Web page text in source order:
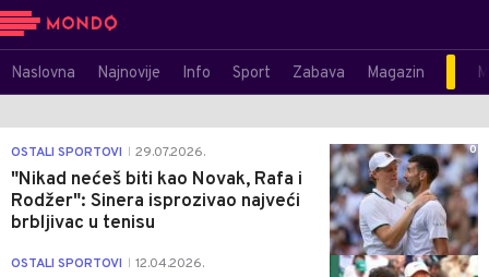
Naslovna Najnovije Info Sport Zabava Magazin
OSTALI SPORTOVI 29.07.2026.
"Nikad nećeš biti kao Novak, Rafa i
Rodžer": Sinera isprozivao najveći
brbljivac u tenisu
0
OSTALI SPORTOVI 12.04.2026. 0